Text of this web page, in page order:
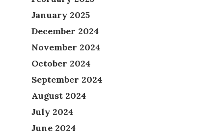
January 2025
December 2024
November 2024
October 2024
September 2024
August 2024
July 2024
June 2024